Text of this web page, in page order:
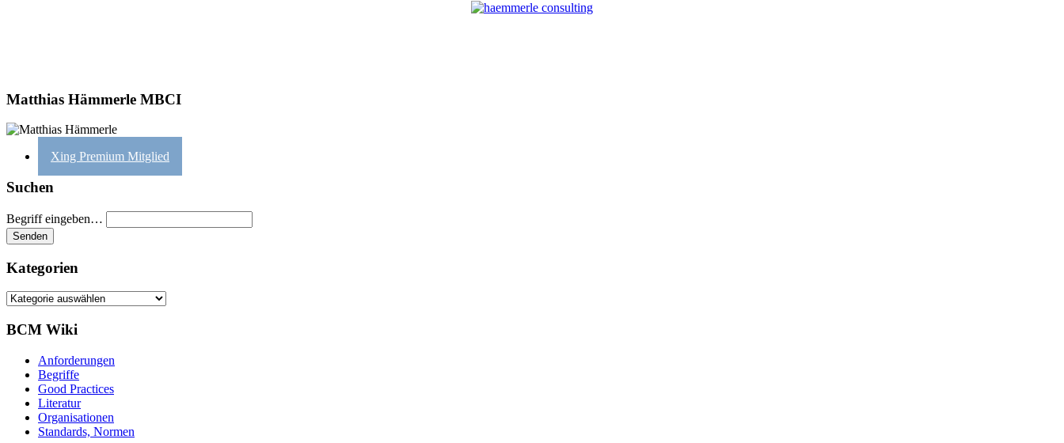
Matthias Hämmerle MBCI
Xing Premium Mitglied
Suchen
Begriff eingeben…
Kategorien
Kategorien
BCM Wiki
Anforderungen
Begriffe
Good Practices
Literatur
Organisationen
Standards, Normen